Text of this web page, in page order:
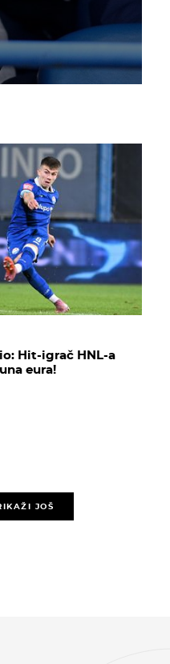
Hit-igrač HNL-a
eura!
JOŠ